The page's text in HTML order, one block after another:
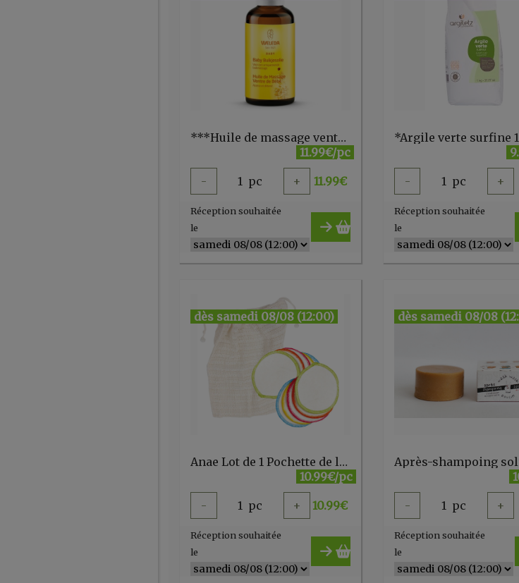
***Huile de massage ventre de bébé 50ml Weleda
11.99€/pc
- 1 pc + 11.99€
Réception souhaitée
le
- 1 pc +
Réception souhaitée
le
dès samedi 08/08 (12:00)
Anae Lot de 1 Pochette de lavage + 10 disques maquillage
10.99€/pc
- 1 pc + 10.99€
Réception souhaitée
le
dès samedi 08/08
- 1 pc +
Réception souhaitée
le